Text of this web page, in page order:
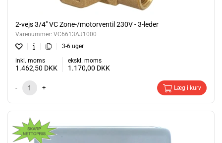
2-vejs 3/4" VC Zone-/motorventil 230V - 3-leder
Varenummer: VC6613AJ1000
3-6 uger
inkl. moms
1.462,50 DKK
ekskl. moms
1.170,00 DKK
- + Læg i kurv